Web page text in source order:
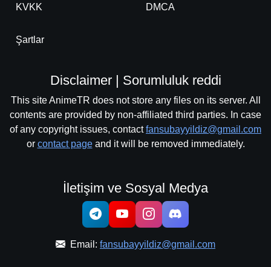
KVKK DMCA
Şartlar
Disclaimer | Sorumluluk reddi
This site AnimeTR does not store any files on its server. All
contents are provided by non-affiliated third parties. In case
of any copyright issues, contactfansubayyildiz@gmail.com
or contact pageand it will be removed immediately.
İletişim ve Sosyal Medya
Email: fansubayyildiz@gmail.com